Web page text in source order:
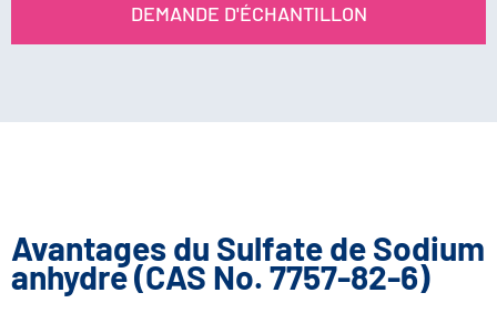
DEMANDE D'ÉCHANTILLON
Avantages du Sulfate de Sodium
anhydre (CAS No. 7757-82-6)